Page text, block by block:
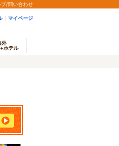
プ/問い合わせ
マイページ
外
ホテル